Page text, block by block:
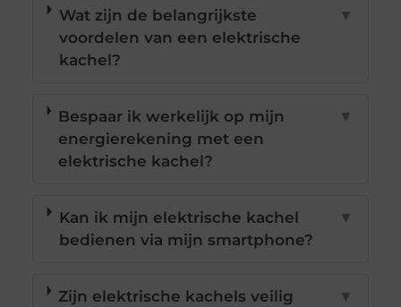
Wat zijn de belangrijkste
voordelen van een elektrische
kachel?
▼
Bespaar ik werkelijk op mijn
energierekening met een
elektrische kachel?
▼
Kan ik mijn elektrische kachel
bedienen via mijn smartphone?
▼
Zijn elektrische kachels veilig
▼